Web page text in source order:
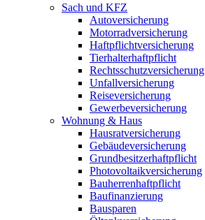
Sach und KFZ
Autoversicherung
Motorradversicherung
Haftpflichtversicherung
Tierhalterhaftpflicht
Rechtsschutzversicherung
Unfallversicherung
Reiseversicherung
Gewerbeversicherung
Wohnung & Haus
Hausratversicherung
Gebäudeversicherung
Grundbesitzerhaftpflicht
Photovoltaikversicherung
Bauherrenhaftpflicht
Baufinanzierung
Bausparen